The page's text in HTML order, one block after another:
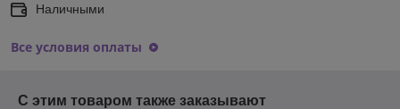
Наличными
Все условия оплаты
С этим товаром также заказывают